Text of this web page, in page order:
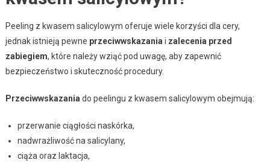
Peeling z kwasem salicylowym oferuje wiele korzyści dla cery,
jednak istnieją pewne przeciwwskazania i zalecenia przed
zabiegiem, które należy wziąć pod uwagę, aby zapewnić
bezpieczeństwo i skuteczność procedury.
Przeciwwskazania do peelingu z kwasem salicylowym obejmują:
przerwanie ciągłości naskórka,
nadwrażliwość na salicylany,
ciąża oraz laktacja,